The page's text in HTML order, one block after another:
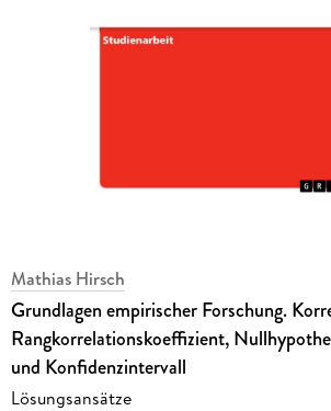
Mathias Hirsch
Grundlagen empirischer Forschung.
Rangkorrelationskoeffizient,
und Konfidenzintervall
Lösungsansätze